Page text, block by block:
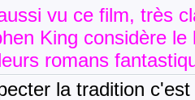
vu ce film, très
King considère
romans
la tradition